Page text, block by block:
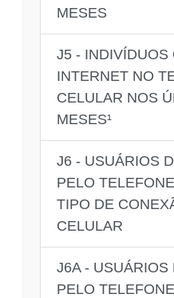
MESES
J5 - INDIVÍDUOS
INTERNET NO
CELULAR NOS
MESES¹
J6 - USUÁRIOS
PELO
TIPO DE
CELULAR
J6A - USUÁRIOS
PELO